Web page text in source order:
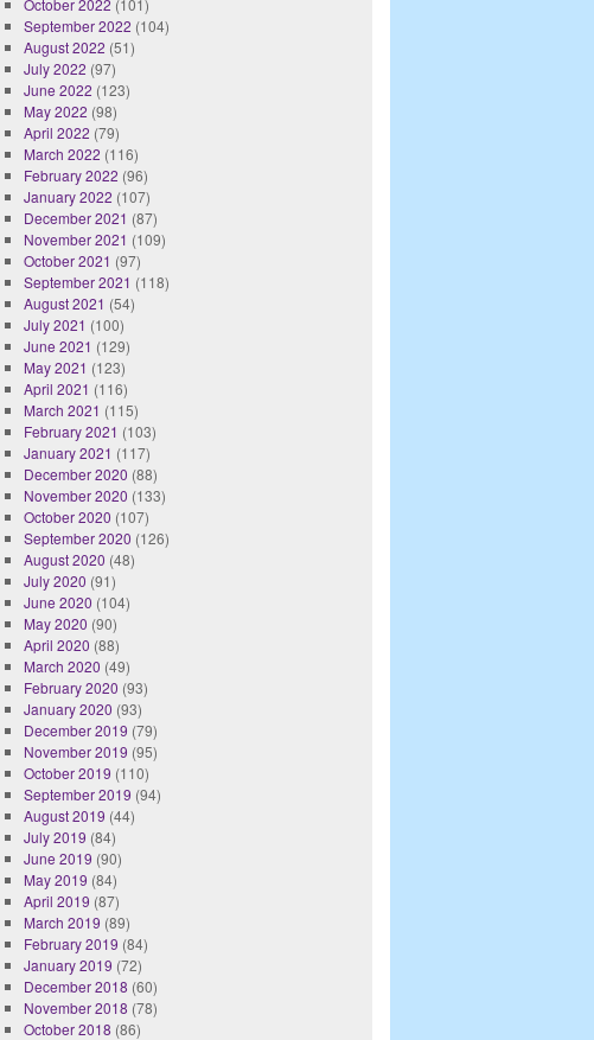
October 2022 (101)
September 2022 (104)
August 2022 (51)
July 2022 (97)
June 2022 (123)
May 2022 (98)
April 2022 (79)
March 2022 (116)
February 2022 (96)
January 2022 (107)
December 2021 (87)
November 2021 (109)
October 2021 (97)
September 2021 (118)
August 2021 (54)
July 2021 (100)
June 2021 (129)
May 2021 (123)
April 2021 (116)
March 2021 (115)
February 2021 (103)
January 2021 (117)
December 2020 (88)
November 2020 (133)
October 2020 (107)
September 2020 (126)
August 2020 (48)
July 2020 (91)
June 2020 (104)
May 2020 (90)
April 2020 (88)
March 2020 (49)
February 2020 (93)
January 2020 (93)
December 2019 (79)
November 2019 (95)
October 2019 (110)
September 2019 (94)
August 2019 (44)
July 2019 (84)
June 2019 (90)
May 2019 (84)
April 2019 (87)
March 2019 (89)
February 2019 (84)
January 2019 (72)
December 2018 (60)
November 2018 (78)
October 2018 (86)